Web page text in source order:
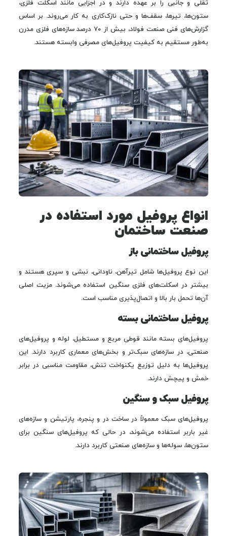
ثقلی و جانبی را بر عهده دارند و در اجزایی مانند اسکلت فلزی،
ستون‌ها، تیرها، سقف‌ها و حتی نازک‌کاری به کار می‌روند. بر اساس
گزارش‌های فنی صنعت فولاد، بیش از ۷۰ درصد سازه‌های فلزی مدرن
به‌طور مستقیم به کیفیت پروفیل‌های مصرفی وابسته هستند.
انواع پروفیل مورد استفاده در
صنعت ساختمان
پروفیل ساختمانی باز
این نوع پروفیل‌ها شامل تیرآهن، ناودانی، نبشی و سپری هستند و
بیشتر در اسکلت‌های فلزی سنگین استفاده می‌شوند. مزیت اصلی
آن‌ها تحمل بار بالا و اتصال‌پذیری مناسب است.
پروفیل ساختمانی بسته
پروفیل‌های بسته مانند قوطی مربع و مستطیل، لوله و پروفیل‌های
صنعتی، در سازه‌های سبک‌تر و بخش‌های معماری کاربرد دارند. این
پروفیل‌ها به دلیل توزیع یکنواخت تنش، مقاومت مناسبی در برابر
خمش و پیچش دارند.
پروفیل سبک و سنگین
پروفیل‌های سبک معمولاً در ساخت در و پنجره، پارتیشن و سازه‌های
غیر باربر استفاده می‌شوند، در حالی که پروفیل‌های سنگین برای
ستون‌ها، سوله‌ها و سازه‌های صنعتی کاربرد دارند.